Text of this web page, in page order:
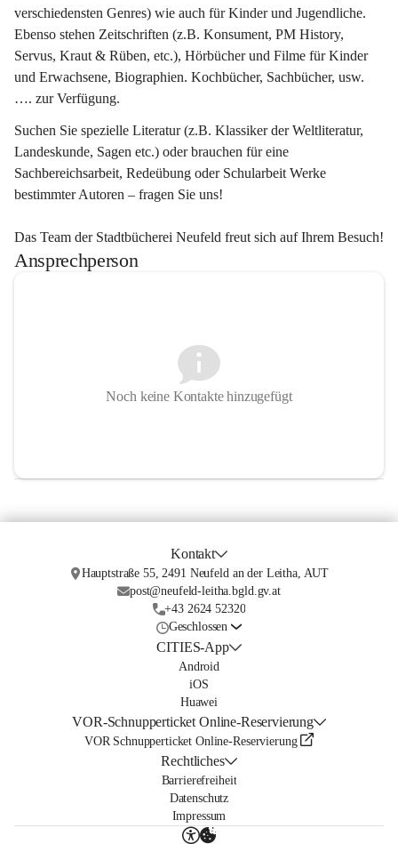
verschiedensten Genres) wie auch für Kinder und Jugendliche.
Ebenso stehen Zeitschriften (z.B. Konsument, PM History,
Servus, Kraut & Rüben, etc.), Hörbücher und Filme für Kinder
und Erwachsene, Biographien. Kochbücher, Sachbücher, usw.
…. zur Verfügung.
Suchen Sie spezielle Literatur (z.B. Klassiker der Weltliteratur,
Landeskunde, Sagen etc.) oder brauchen für eine
Sachbereichsarbeit, Redeübung oder Schularbeit Werke
bestimmter Autoren – fragen Sie uns!
Das Team der Stadtbücherei Neufeld freut sich auf Ihrem Besuch!
Ansprechperson
Noch keine Kontakte hinzugefügt
Kontakt
Hauptstraße 55, 2491 Neufeld an der Leitha, AUT
post@neufeld-leitha.bgld.gv.at
+43 2624 52320
Geschlossen
CITIES-App
Android
iOS
Huawei
VOR-Schnupperticket Online-Reservierung
VOR Schnupperticket Online-Reservierung
Rechtliches
Barrierefreiheit
Datenschutz
Impressum